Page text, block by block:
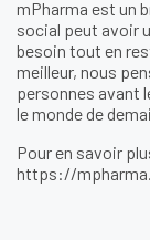
mPharma est un
social peut avoir
besoin tout en
meilleur, nous
personnes avant
le monde de
Pour en savoir
https://